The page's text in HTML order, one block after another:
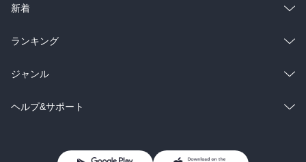
ラノベ
雑誌・グラビア
BL・TL
総合
ラノベ
雑誌・グラビア
BL・TL
新着
総合
ラノベ
雑誌・グラビア
ランキング
総合
ラノベ
ジャンル
コミック
ヘルプ&サポート